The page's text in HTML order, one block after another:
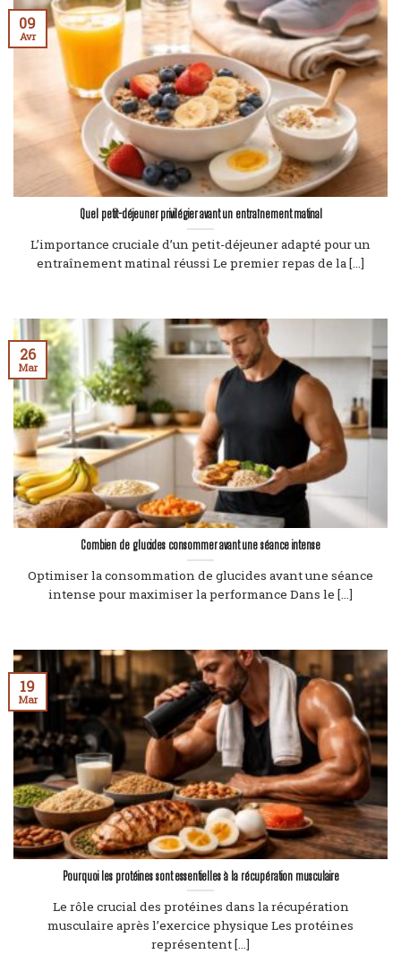
Quel petit-déjeuner privilégier avant un entraînement matinal
L’importance cruciale d’un petit-déjeuner adapté pour un
entraînement matinal réussi Le premier repas de la [...]
09
Avr
Combien de glucides consommer avant une séance intense
Optimiser la consommation de glucides avant une séance
intense pour maximiser la performance Dans le [...]
26
Mar
Pourquoi les protéines sont essentielles à la récupération musculaire
Le rôle crucial des protéines dans la récupération
musculaire après l’exercice physique Les protéines
représentent [...]
19
Mar